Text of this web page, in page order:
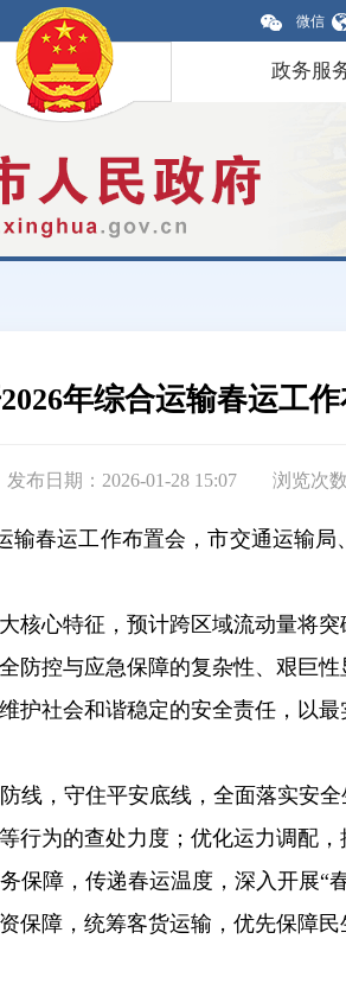
微信
政务服
年综合运输春运工
发布日期：2026-01-28 15:07 浏览次
春运工作布置会，市交通运输局、
核心特征，预计跨区域流动量将
防控与应急保障的复杂性、艰巨
护社会和谐稳定的安全责任，以
线，守住平安底线，全面落实安
行为的查处力度；优化运力调配
障，传递春运温度，深入开展“
保障，统筹客货运输，优先保障